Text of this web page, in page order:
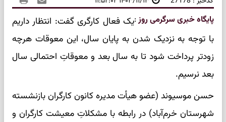
پایگاه خبری سرگرمی روز:یک فعال کارگری گفت: انتظار داریم
با توجه به نزدیک شدن به پایان سال، این معوقات هرچه
زودتر پرداخت شود تا به سال بعد و معوقاتِ احتمالی سال
بعد نرسیم.
حسن موسیوند (عضو هیأت مدیره کانون کارگران بازنشسته
شهرستان خرم‌آباد) در رابطه با مشکلاتِ معیشت کارگران و